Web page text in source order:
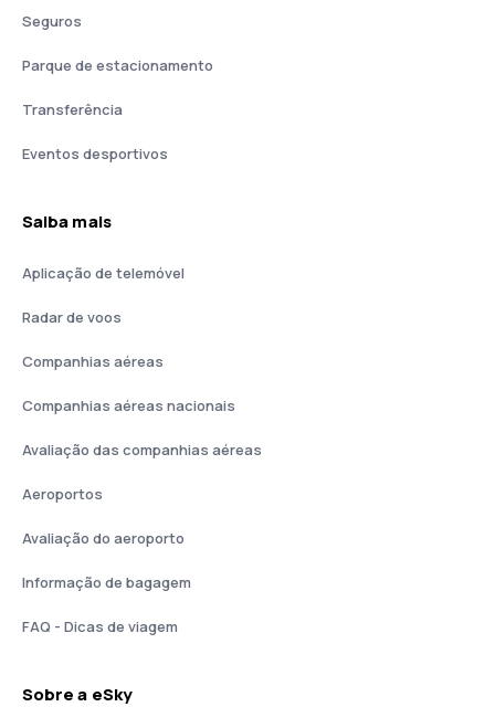
Seguros
Parque de estacionamento
Transferência
Eventos desportivos
Saiba mais
Aplicação de telemóvel
Radar de voos
Companhias aéreas
Companhias aéreas nacionais
Avaliação das companhias aéreas
Aeroportos
Avaliação do aeroporto
Informação de bagagem
FAQ - Dicas de viagem
Sobre a eSky